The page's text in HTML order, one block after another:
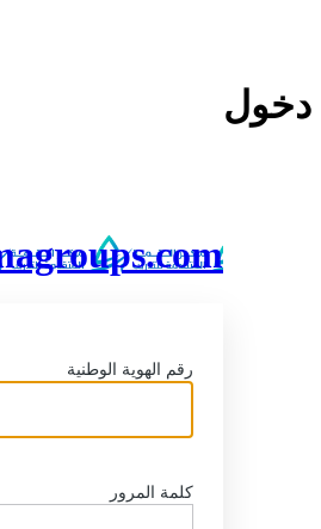
رقم الهوية الوطنية
كلمة المرور